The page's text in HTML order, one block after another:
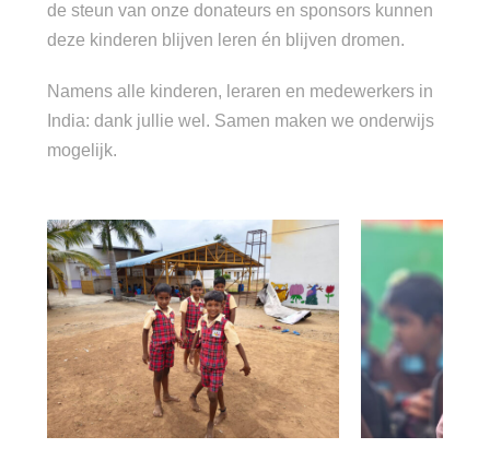
de steun van onze donateurs en sponsors kunnen
deze kinderen blijven leren én blijven dromen.
Namens alle kinderen, leraren en medewerkers in
India: dank jullie wel. Samen maken we onderwijs
mogelijk.